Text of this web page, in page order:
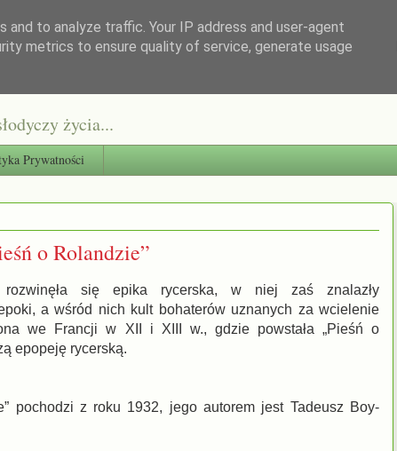
życia...
Prywatności
o Rolandzie”
się epika rycerska, w niej zaś znalazły
a wśród nich kult bohaterów uznanych za wcielenie
we Francji w XII i XIII w., gdzie powstała „Pieśń o
epopeję rycerską.
pochodzi z roku 1932, jego autorem jest Tadeusz Boy-
to analyze traffic. Your IP address and user-agent
metrics to ensure quality of service, generate usage